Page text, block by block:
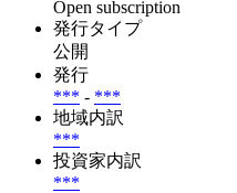
Open subscription
発行タイプ
公開
発行
*** - ***
地域内訳
***
投資家内訳
***